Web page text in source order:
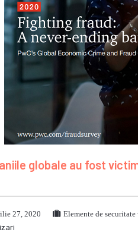
globale au fost
27, 2020 Elemente de securitate